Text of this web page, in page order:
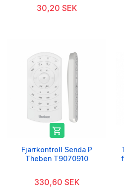
30,20 SEK

Fjärrkontroll Senda P
Theben T9070910
330,60 SEK